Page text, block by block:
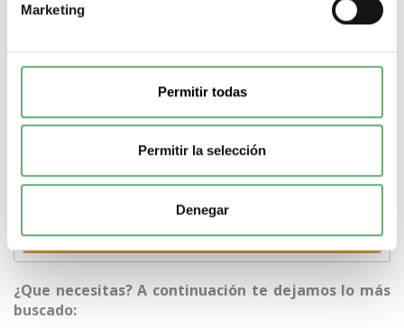
Marketing
Permitir todas
Permitir la selección
Denegar
Bobina de mínima, 208-240VAC ref. NZM1-XU208-
362,13€219,09€
- +
Comprar
¿Que necesitas? A continuación te dejamos lo más
buscado: